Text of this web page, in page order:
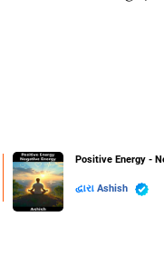
Positive Energy -
દ્વારા Ashish